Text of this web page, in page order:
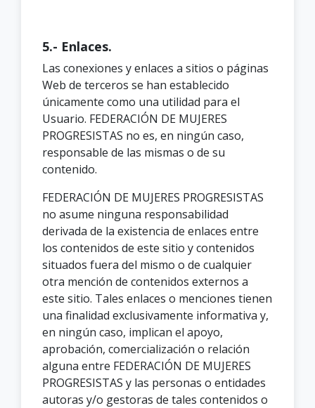
5.- Enlaces.
Las conexiones y enlaces a sitios o páginas
Web de terceros se han establecido
únicamente como una utilidad para el
Usuario. FEDERACIÓN DE MUJERES
PROGRESISTAS no es, en ningún caso,
responsable de las mismas o de su
contenido.
FEDERACIÓN DE MUJERES PROGRESISTAS
no asume ninguna responsabilidad
derivada de la existencia de enlaces entre
los contenidos de este sitio y contenidos
situados fuera del mismo o de cualquier
otra mención de contenidos externos a
este sitio. Tales enlaces o menciones tienen
una finalidad exclusivamente informativa y,
en ningún caso, implican el apoyo,
aprobación, comercialización o relación
alguna entre FEDERACIÓN DE MUJERES
PROGRESISTAS y las personas o entidades
autoras y/o gestoras de tales contenidos o